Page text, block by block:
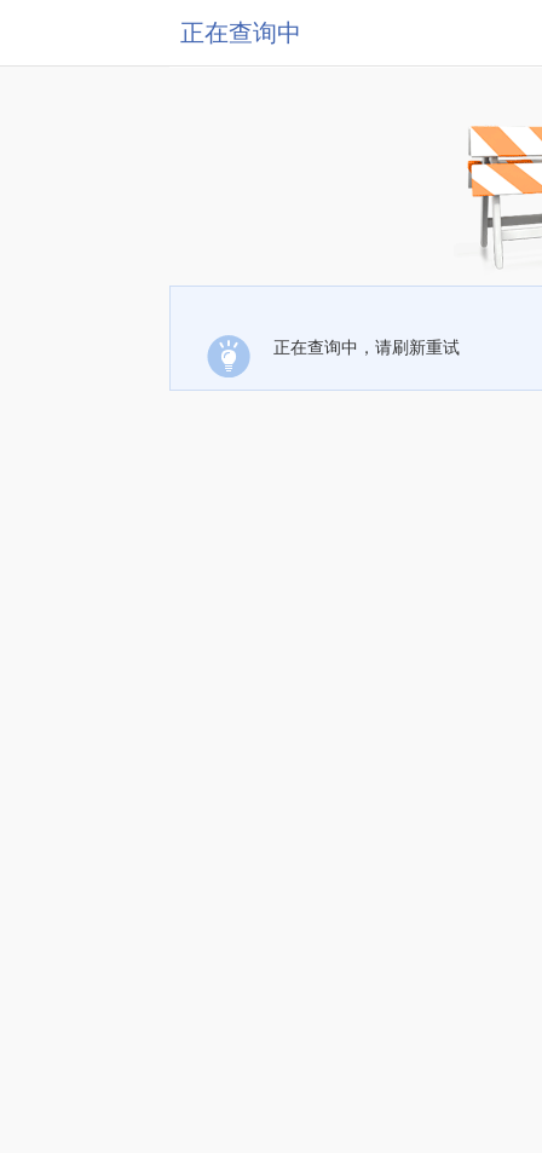
正在查询中
正在查询中，请刷新重试